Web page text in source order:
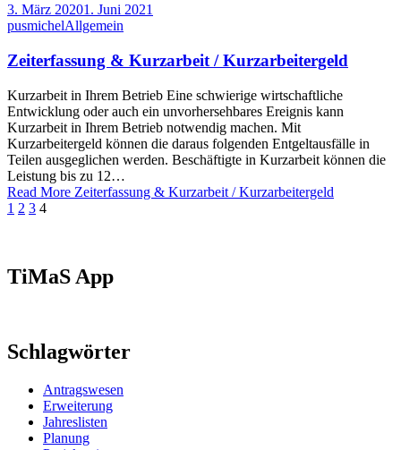
3. März 20201. Juni 2021
pusmichelAllgemein
Zeiterfassung & Kurzarbeit / Kurzarbeitergeld
Kurzarbeit in Ihrem Betrieb Eine schwierige wirtschaftliche
Entwicklung oder auch ein unvorhersehbares Ereignis kann
Kurzarbeit in Ihrem Betrieb notwendig machen. Mit
Kurzarbeitergeld können die daraus folgenden Entgeltausfälle in
Teilen ausgeglichen werden. Beschäftigte in Kurzarbeit können die
Leistung bis zu 12…
Read More Zeiterfassung & Kurzarbeit / Kurzarbeitergeld
1 2 3 4
TiMaS App
Schlagwörter
Antragswesen
Erweiterung
Jahreslisten
Planung